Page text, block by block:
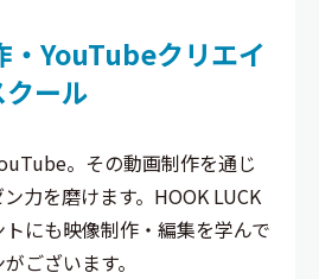
YouTubeクリエイ
ール
。その動画制作を通じ
力を磨けます。HOOK LUCK
にも映像制作・編集を学んで
ございます。